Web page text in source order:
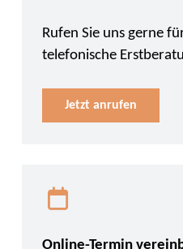
Rufen Sie uns gerne
telefonische
Jetzt anrufen
Online-Termin